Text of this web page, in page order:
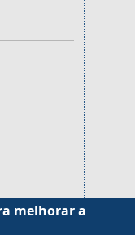
com
melhorar a